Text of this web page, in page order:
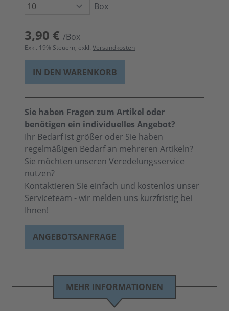
Box
3,90 € /Box
Exkl. 19% Steuern, exkl. Versandkosten
IN DEN WARENKORB
Sie haben Fragen zum Artikel oder
benötigen ein individuelles Angebot?
Ihr Bedarf ist größer oder Sie haben
regelmäßigen Bedarf an mehreren Artikeln?
Sie möchten unseren Veredelungsservice
nutzen?
Kontaktieren Sie einfach und kostenlos unser
Serviceteam - wir melden uns kurzfristig bei
Ihnen!
ANGEBOTSANFRAGE
MEHR INFORMATIONEN